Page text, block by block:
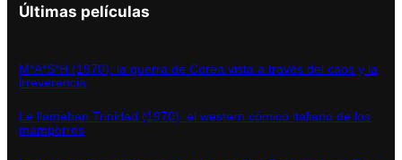
Últimas películas
M*A*S*H (1970): la guerra de Corea vista a través del caos y la
irreverencia
Le llamaban Trinidad (1970): el western cómico italiano de los
mamporros